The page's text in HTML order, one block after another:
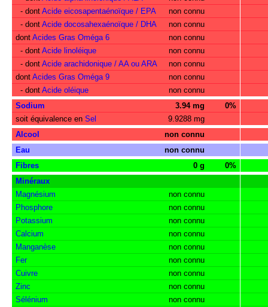
- dont Acide eicosapentaénoïque / EPA
non connu
- dont Acide docosahexaénoïque / DHA
non connu
dont Acides Gras Oméga 6
non connu
- dont Acide linoléique
non connu
- dont Acide arachidonique / AA ou ARA
non connu
dont Acides Gras Oméga 9
non connu
- dont Acide oléique
non connu
Sodium
3.94 mg
0%
soit équivalence en Sel
9.9288 mg
Alcool
non connu
Eau
non connu
Fibres
0 g
0%
Minéraux
Magnésium
non connu
Phosphore
non connu
Potassium
non connu
Calcium
non connu
Manganèse
non connu
Fer
non connu
Cuivre
non connu
Zinc
non connu
Sélénium
non connu